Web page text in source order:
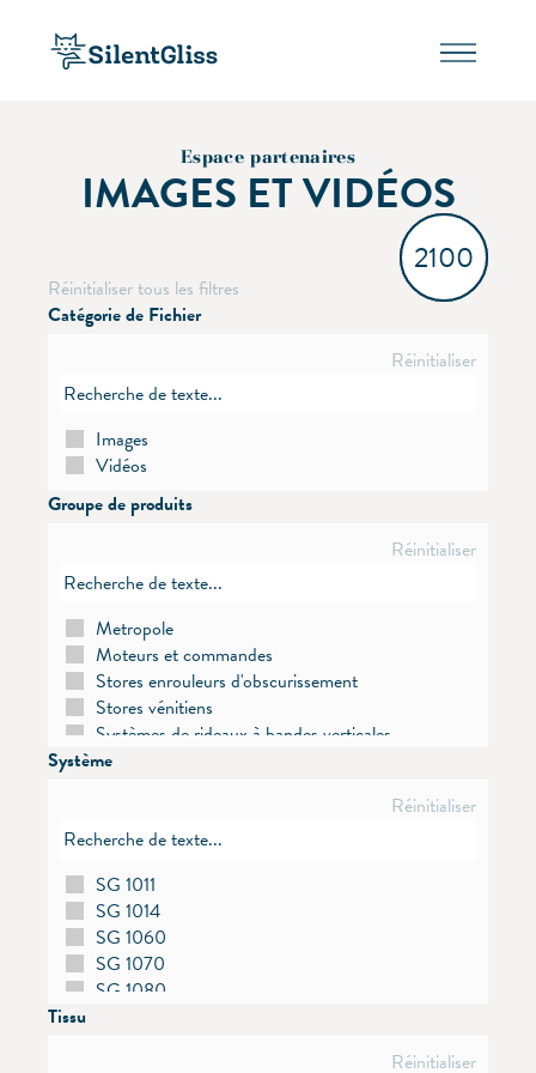
Espace partenaires
IMAGES ET VIDÉOS
Réinitialiser tous les filtres
Catégorie de Fichier
Réinitialiser
Images
Vidéos
Groupe de produits
Réinitialiser
Metropole
Moteurs et commandes
Stores enrouleurs d'obscurissement
Stores vénitiens
Systèmes de rideaux à bandes verticales
Systèmes de stores plissés
Systèmes Skylight
Tissus
Tringle à rideaux tirage main
Tringles à rideaux à tirage cordon
Tringles à rideaux à tirage électrique
Tringles de séparation
Système
Réinitialiser
SG 1011
SG 1014
SG 1060
SG 1070
SG 1080
Tissu
Réinitialiser
2100